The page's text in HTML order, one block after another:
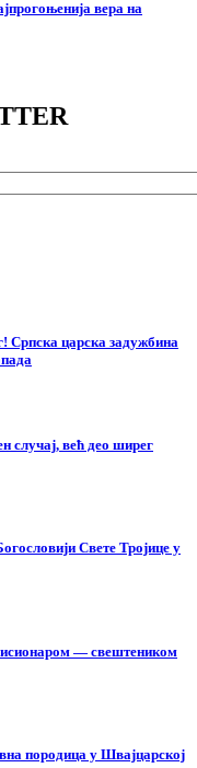
вера на
Српска царска задужбина
случај, већ део ширег
Свете Тројице у
— свештеником
породица у Швајцарској